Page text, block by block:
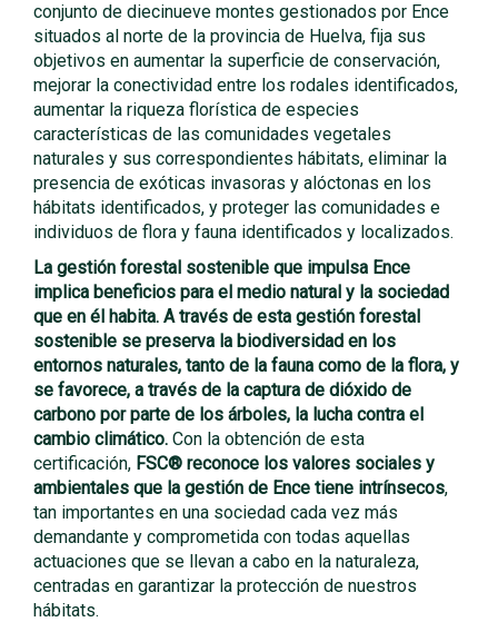
conjunto de diecinueve montes gestionados por Ence
situados al norte de la provincia de Huelva, fija sus
objetivos en aumentar la superficie de conservación,
mejorar la conectividad entre los rodales identificados,
aumentar la riqueza florística de especies
características de las comunidades vegetales
naturales y sus correspondientes hábitats, eliminar la
presencia de exóticas invasoras y alóctonas en los
hábitats identificados, y proteger las comunidades e
individuos de flora y fauna identificados y localizados.
La gestión forestal sostenible que impulsa Ence
implica beneficios para el medio natural y la sociedad
que en él habita. A través de esta gestión forestal
sostenible se preserva la biodiversidad en los
entornos naturales, tanto de la fauna como de la flora, y
se favorece, a través de la captura de dióxido de
carbono por parte de los árboles, la lucha contra el
cambio climático. Con la obtención de esta
certificación, FSC® reconoce los valores sociales y
ambientales que la gestión de Ence tiene intrínsecos,
tan importantes en una sociedad cada vez más
demandante y comprometida con todas aquellas
actuaciones que se llevan a cabo en la naturaleza,
centradas en garantizar la protección de nuestros
hábitats.